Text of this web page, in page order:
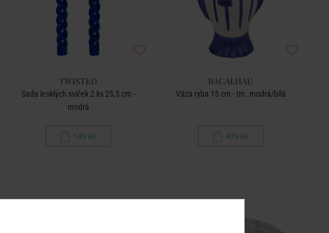
TWISTED
Sada lesklých svíček 2 ks 25,5 cm -
modrá
149 Kč
BACALHAU
Váza ryba 15 cm - tm. modrá/bílá
479 Kč